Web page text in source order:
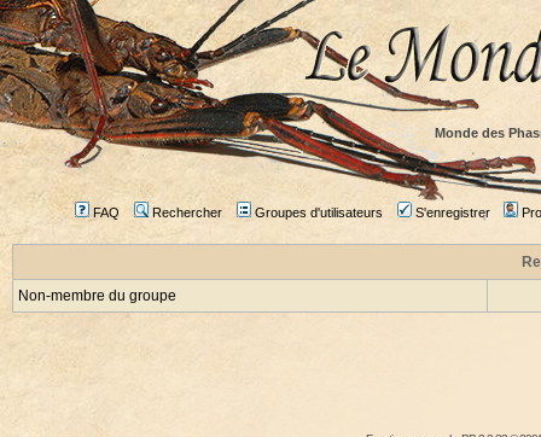
Monde des
FAQ Rechercher Groupes d'utilisateurs S'enregistrer
Non-membre du groupe